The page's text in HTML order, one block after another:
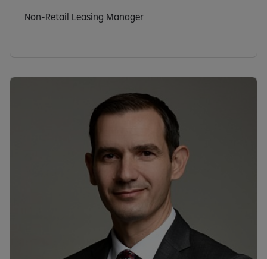
Non-Retail Leasing Manager